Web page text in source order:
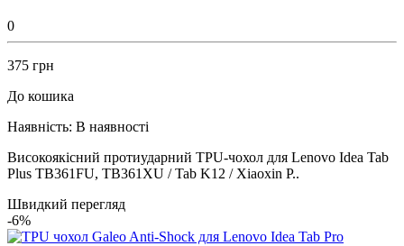
0
375 грн
До кошика
Наявність: В наявності
Високоякісний протиударний TPU-чохол для Lenovo Idea Tab
Plus TB361FU, TB361XU / Tab K12 / Xiaoxin P..
Швидкий перегляд
-6%